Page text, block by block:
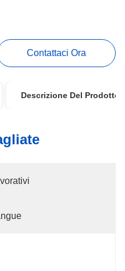
Contattaci Ora
Descrizione Del Prodotto